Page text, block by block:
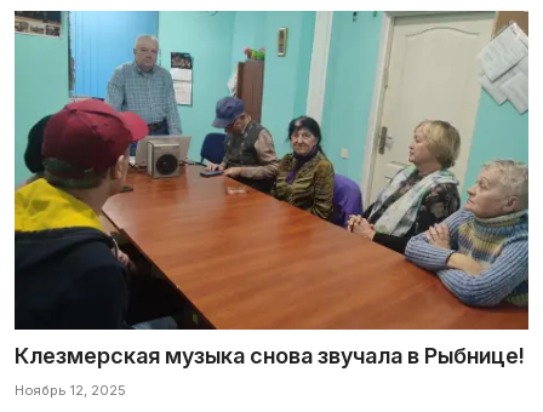
Клезмерская музыка снова звучала в Рыбнице!
Ноябрь 12, 2025